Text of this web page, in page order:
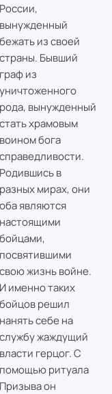
России,
вынужденный
бежать из своей
страны. Бывший
граф из
уничтоженного
рода, вынужденный
стать храмовым
воином бога
справедливости.
Родившись в
разных мирах, они
оба являются
настоящими
бойцами,
посвятившими
свою жизнь войне.
И именно таких
бойцов решил
нанять себе на
службу жаждущий
власти герцог. С
помощью ритуала
Призыва он